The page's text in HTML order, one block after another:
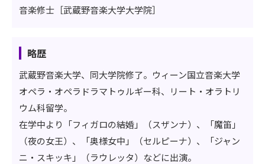
音楽修士［武蔵野音楽大学大学院］
略歴
武蔵野音楽大学、同大学院修了。ウィーン国立音楽大学
オペラ・オペラドラマトゥルギー科、リート・オラトリ
ウム科留学。
在学中より「フィガロの結婚」（スザンナ）、「魔笛」
（夜の女王）、「奥様女中」（セルピーナ）、「ジャン
ニ・スキッキ」（ラウレッタ）などに出演。